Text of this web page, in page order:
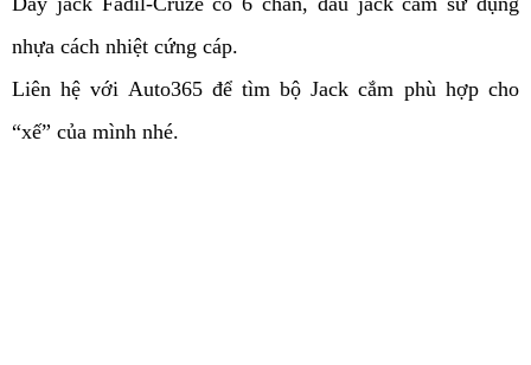
nhựa cách nhiệt cứng cáp.
Liên hệ với Auto365 để tìm bộ Jack cắm phù hợp cho
“xế” của mình nhé.